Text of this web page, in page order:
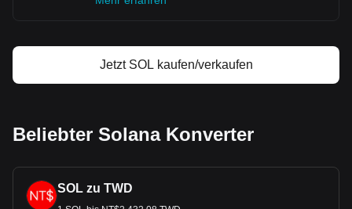
Jetzt SOL kaufen/verkaufen
Beliebter Solana Konverter
SOL zu TWD